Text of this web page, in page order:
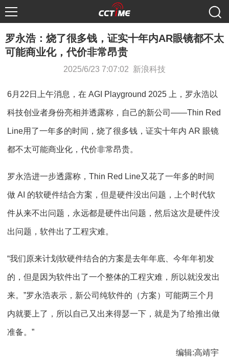
罗永浩：烧了很多钱，证实十年内AR眼镜都不太
可能商业化，代价非常昂贵
2025/6/23 7:07:02 新浪科技
6月22日上午消息，在 AGI Playground 2025 上，罗永浩以
科技创业者身份亮相并透露称，自己的新公司——Thin Red
Line用了一年多的时间，烧了很多钱，证实十年内 AR 眼镜
都不太可能商业化，代价非常昂贵。
罗永浩进一步透露称，Thin Red Line又花了一年多的时间
做 AI 的软硬件结合方案，但是硬件没出问题，上个时代软
件从来不出问题，永远都是硬件出问题，然后这次是硬件没
出问题，软件出了工程灾难。
“我们原来计划软硬件结合的方案是去年年底、今年年初发
的，但是因为软件出了一个整体的工程灾难，所以就没发出
来。”罗永浩表示，新公司纯软件的（方案）可能两三个月
内就要上了，所以自己又出来得瑟一下，就是为了给推出做
准备。”
编辑:高靖宇